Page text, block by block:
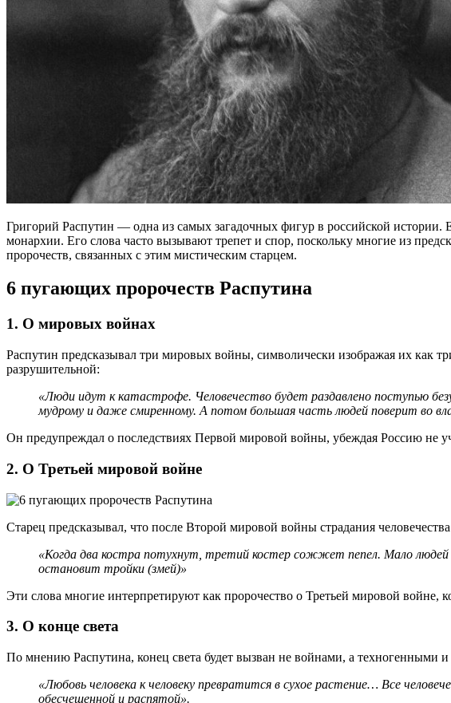
Григорий Распутин — одна из самых загадочных фигур в российской
монархии. Его слова часто вызывают трепет и спор, поскольку многие из
пророчеств, связанных с этим мистическим старцем.
6 пугающих пророчеств Распутина
1. О мировых войнах
Распутин предсказывал три мировых войны, символически изображая их как
разрушительной:
«Люди идут к катастрофе. Человечество будет раздавлено поступью
мудрому и даже смиренному. А потом большая часть людей поверит во
Он предупреждал о последствиях Первой мировой войны, убеждая Россию не
2. О Третьей мировой войне
Старец предсказывал, что после Второй мировой войны страдания человечества
«Когда два костра потухнут, третий костер сожжет пепел. Мало
остановит тройки (змей)»
Эти слова многие интерпретируют как пророчество о Третьей мировой войне,
3. О конце света
По мнению Распутина, конец света будет вызван не войнами, а техногенными
«Любовь человека к человеку превратится в сухое растение… Все
обесчещенной и распятой».